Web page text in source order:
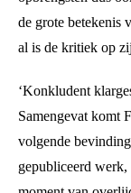
de grote betekenis
al is de kritiek op
‘Konkludent
Samengevat komt
volgende
gepubliceerd